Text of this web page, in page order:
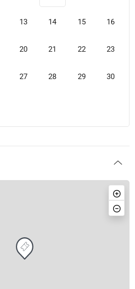
13 14 15 16
20 21 22 23
27 28 29 30